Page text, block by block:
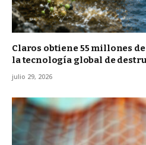
Claros obtiene 55 millones
la tecnología global de
julio 29, 2026